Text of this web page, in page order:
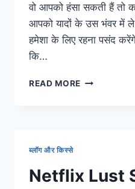
वो आपको हंसा सकती हैं तो
आपको यादों के उस भंवर में
हमेशा के लिए रहना पसंद
कि…
READ MORE BEFORE
और
कैसे
ब्लॉग और किस्से
Netflix Lust